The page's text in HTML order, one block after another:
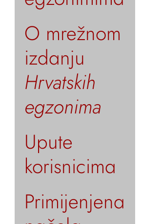
O mrežnom
izdanju
Hrvatskih
egzonima
Upute
korisnicima
Primijenjena